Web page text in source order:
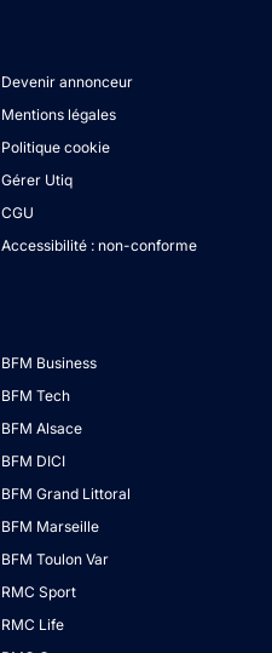
Devenir annonceur
Mentions légales
Politique cookie
Gérer Utiq
CGU
Accessibilité : non-conforme
BFM Business
BFM Tech
BFM Alsace
BFM DICI
BFM Grand Littoral
BFM Marseille
BFM Toulon Var
RMC Sport
RMC Life